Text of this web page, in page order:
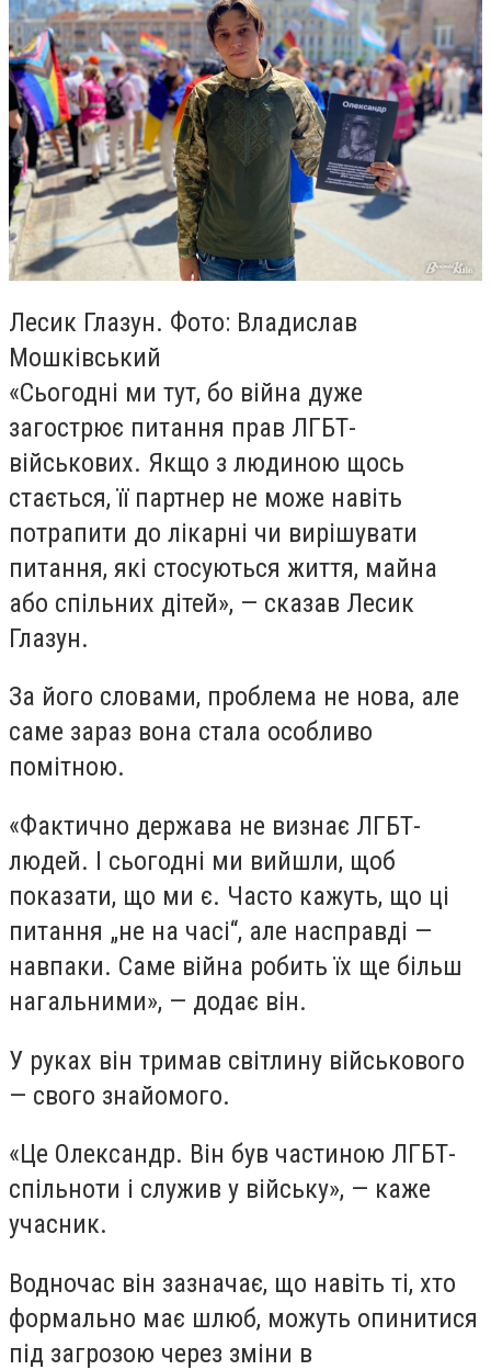
Лесик Глазун. Фото: Владислав
Мошківський
«Сьогодні ми тут, бо війна дуже
загострює питання прав ЛГБТ-
військових. Якщо з людиною щось
стається, її партнер не може навіть
потрапити до лікарні чи вирішувати
питання, які стосуються життя, майна
або спільних дітей», — сказав Лесик
Глазун.
За його словами, проблема не нова, але
саме зараз вона стала особливо
помітною.
«Фактично держава не визнає ЛГБТ-
людей. І сьогодні ми вийшли, щоб
показати, що ми є. Часто кажуть, що ці
питання „не на часі“, але насправді —
навпаки. Саме війна робить їх ще більш
нагальними», — додає він.
У руках він тримав світлину військового
— свого знайомого.
«Це Олександр. Він був частиною ЛГБТ-
спільноти і служив у війську», — каже
учасник.
Водночас він зазначає, що навіть ті, хто
формально має шлюб, можуть опинитися
під загрозою через зміни в